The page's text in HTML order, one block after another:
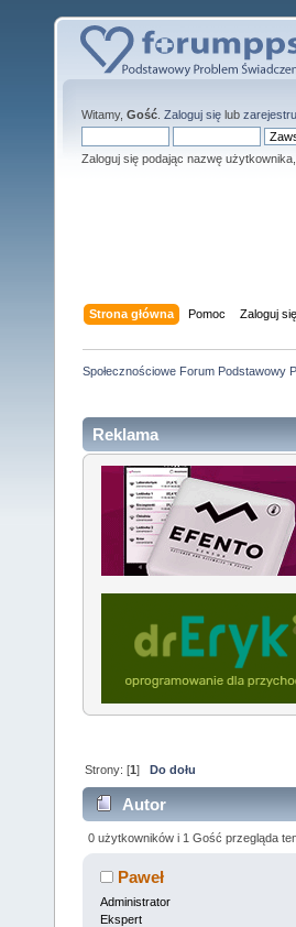
Witamy, Gość Zaloguj się lub
Zaloguj się podając nazwę użytkownika,
Strona główna Pomoc Zaloguj się
Społecznościowe Forum Podstawowy
Reklama
Strony: [1] Do dołu
Autor
0 użytkowników i 1 Gość przegląda
Paweł
Administrator
Ekspert